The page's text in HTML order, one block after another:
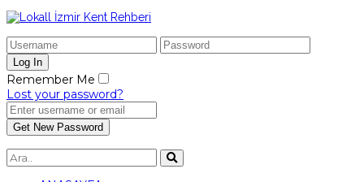
Remember Me
Lost your password?